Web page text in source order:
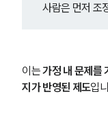
사람은 먼저 조
이는 가정 내 문제를
지가 반영된 제도입